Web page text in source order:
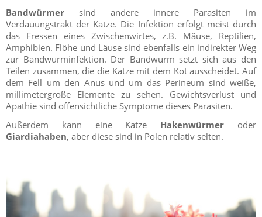
Bandwürmer sind andere innere Parasiten im
Verdauungstrakt der Katze. Die Infektion erfolgt meist durch
das Fressen eines Zwischenwirtes, z.B. Mäuse, Reptilien,
Amphibien. Flöhe und Läuse sind ebenfalls ein indirekter Weg
zur Bandwurminfektion. Der Bandwurm setzt sich aus den
Teilen zusammen, die die Katze mit dem Kot ausscheidet. Auf
dem Fell um den Anus und um das Perineum sind weiße,
millimetergroße Elemente zu sehen. Gewichtsverlust und
Apathie sind offensichtliche Symptome dieses Parasiten.
Außerdem kann eine Katze Hakenwürmer oder
Giardiahaben, aber diese sind in Polen relativ selten.